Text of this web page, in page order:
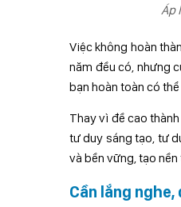
Áp
Việc không hoàn
năm đều có, nhưng
bạn hoàn toàn có
Thay vì đề cao
tư duy sáng tạo, tư
và bền vững, tạo
Cần lắng